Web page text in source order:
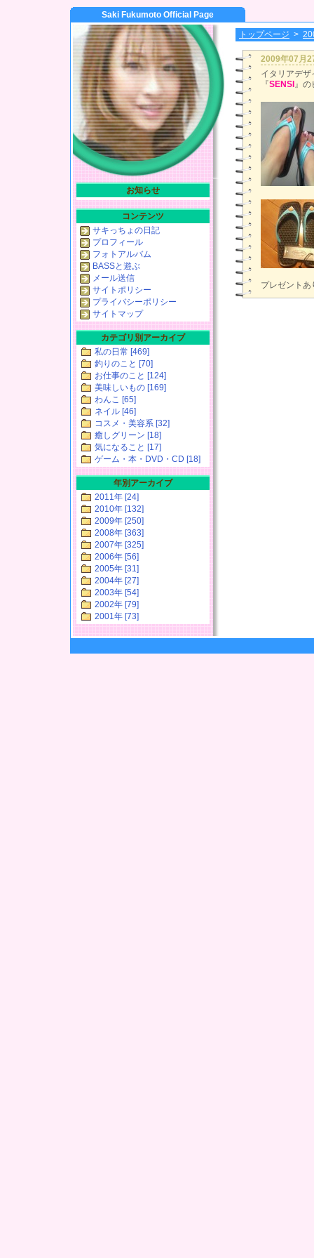
Saki Fukumoto Official Page
トップページ >
2009年07月
イタリアデ
『SENSI 』の
プレゼント
お知らせ
コンテンツ
サキっちょの日記
プロフィール
フォトアルバム
BASSと遊ぶ
メール送信
サイトポリシー
プライバシーポリシー
サイトマップ
カテゴリ別アーカイブ
私の日常 [469]
釣りのこと [70]
お仕事のこと [124]
美味しいもの [169]
わんこ [65]
ネイル [46]
コスメ・美容系 [32]
癒しグリーン [18]
気になること [17]
ゲーム・本・DVD・CD [18]
年別アーカイブ
2011年 [24]
2010年 [132]
2009年 [250]
2008年 [363]
2007年 [325]
2006年 [56]
2005年 [31]
2004年 [27]
2003年 [54]
2002年 [79]
2001年 [73]